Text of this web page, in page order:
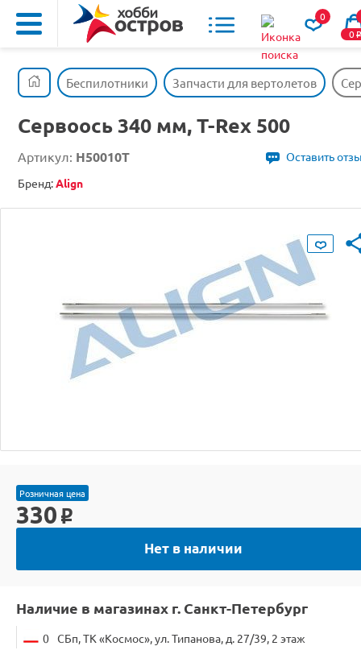
0
0o
Беспилотники Запчасти для вертолетов
Сервоось 340 мм, T-Rex 500
Артикул: H50010T
Оставить
Бренд:Align
Розничная цена
330 o
Нет в наличии
Наличие в магазинах г. Санкт-Петербург
0 СБп, ТК «Космос», ул. Типанова, д. 27/39, 2 этаж